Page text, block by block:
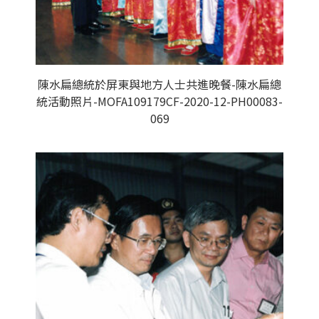
陳水扁總統於屏東與地方人士共進晚餐-陳水扁總
統活動照片-MOFA109179CF-2020-12-PH00083-
069